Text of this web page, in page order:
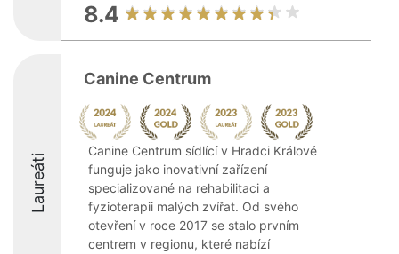
8.4
Laureáti
Canine Centrum
Canine Centrum sídlící v Hradci Králové
funguje jako inovativní zařízení
specializované na rehabilitaci a
fyzioterapii malých zvířat. Od svého
otevření v roce 2017 se stalo prvním
centrem v regionu, které nabízí